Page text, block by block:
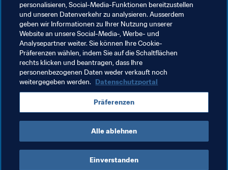
FIFA eWorld Cup Twitter-Kanal zu finden sein um euch
exklusive Einblicke vor und während dem Turnier zu
geben.
Schalte am 13. und 14. April ein und erlebe den FIFA
eNations Cup 2019 live aus London. Das Event wird auf
Twitter
YouTube
personalisieren, Social-Media-Funktionen bereitzustellen
und unseren Datenverkehr zu analysieren. Ausserdem
geben wir Informationen zu Ihrer Nutzung unserer
Website an unsere Social-Media-, Werbe- und
Analysepartner weiter. Sie können Ihre Cookie-
Präferenzen wählen, indem Sie auf die Schaltflächen
rechts klicken und beantragen, dass Ihre
personenbezogenen Daten weder verkauft noch
weitergegeben werden. Datenschutzportal
Präferenzen
Alle ablehnen
Einverstanden